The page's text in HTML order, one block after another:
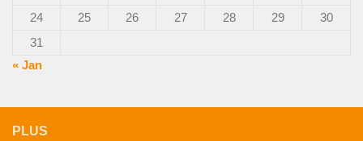
24
25 26 27 28 29
30
31
« Jan
PLUS